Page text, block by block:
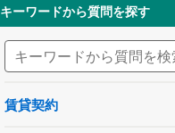
キーワードから質問を探す
賃貸契約